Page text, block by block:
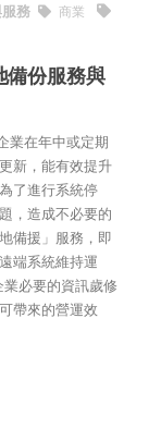
務 商業
備份服務與
業在年中或定期
新，能有效提升
了進行系統停
，造成不必要的
備援」服務，即
端系統維持運
必要的資訊歲修
帶來的營運效